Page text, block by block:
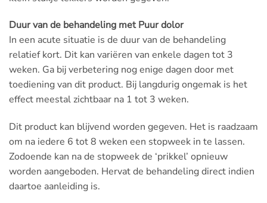
Duur van de behandeling met Puur dolor
In een acute situatie is de duur van de behandeling
relatief kort. Dit kan variëren van enkele dagen tot 3
weken. Ga bij verbetering nog enige dagen door met
toediening van dit product. Bij langdurig ongemak is het
effect meestal zichtbaar na 1 tot 3 weken.
Dit product kan blijvend worden gegeven. Het is raadzaam
om na iedere 6 tot 8 weken een stopweek in te lassen.
Zodoende kan na de stopweek de ‘prikkel’ opnieuw
worden aangeboden. Hervat de behandeling direct indien
daartoe aanleiding is.